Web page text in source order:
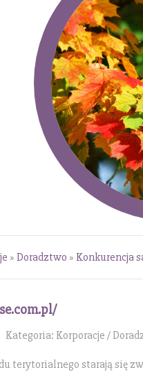
» Doradztwo » Konkurencja
Kategoria: Korporacje /
terytorialnego starają się